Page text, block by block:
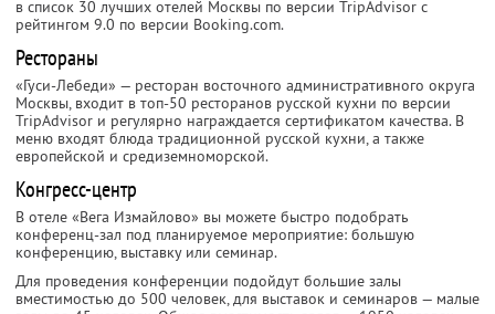
в список 30 лучших отелей Москвы по версии TripAdvisor с
рейтингом 9.0 по версии Booking.com.
Рестораны
«Гуси-Лебеди» — ресторан восточного административного округа
Москвы, входит в топ-50 ресторанов русской кухни по версии
TripAdvisor и регулярно награждается сертификатом качества. В
меню входят блюда традиционной русской кухни, а также
европейской и средиземноморской.
Конгресс-центр
В отеле «Вега Измайлово» вы можете быстро подобрать
конференц-зал под планируемое мероприятие: большую
конференцию, выставку или семинар.
Для проведения конференции подойдут большие залы
вместимостью до 500 человек, для выставок и семинаров — малые